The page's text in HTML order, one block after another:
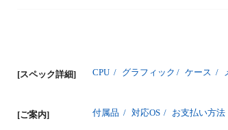
[スペック詳細] CPU / グラフィック / ケース /
[ご案内] 付属品 / 対応OS / お支払い方法